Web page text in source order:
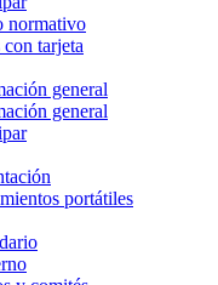
normativo
con tarjeta
general
general
portátiles